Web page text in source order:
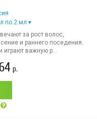
по 2 мл
за рост волос,
и раннего поседения.
играют важную р...
р.